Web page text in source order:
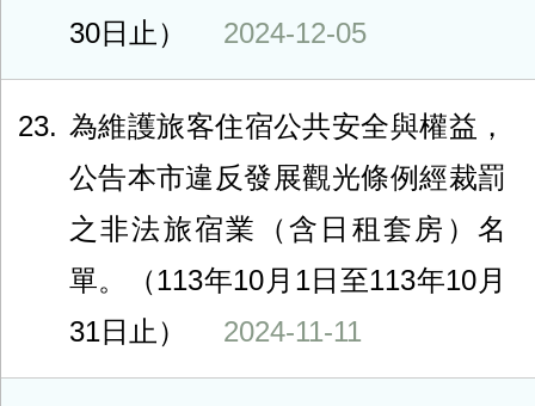
30日止）
2024-12-05
23
為維護旅客住宿公共安全與權益，
公告本市違反發展觀光條例經裁罰
之非法旅宿業（含日租套房）名
單。（113年10月1日至113年10月
31日止）
2024-11-11